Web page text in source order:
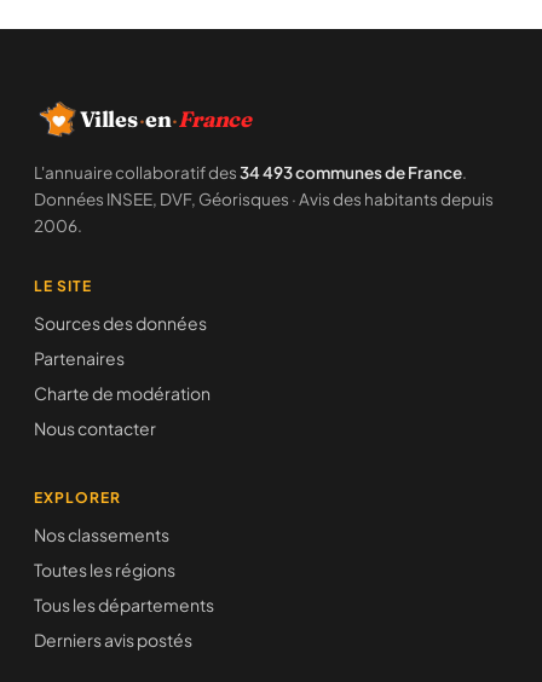
Villes·en·France
L'annuaire collaboratif des34 493 communes de France.
Données INSEE, DVF, Géorisques · Avis des habitants depuis
2006.
LE SITE
Sources des données
Partenaires
Charte de modération
Nous contacter
EXPLORER
Nos classements
Toutes les régions
Tous les départements
Derniers avis postés